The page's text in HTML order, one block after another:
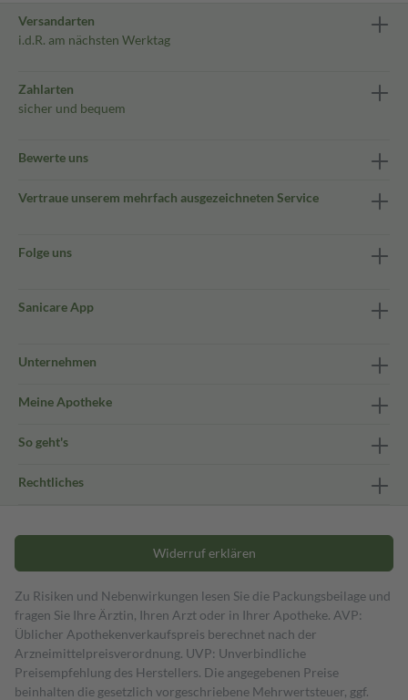
Versandarten
i.d.R. am nächsten Werktag
Zahlarten
sicher und bequem
Bewerte uns
Vertraue unserem mehrfach ausgezeichneten Service
Folge uns
Sanicare App
Unternehmen
Meine Apotheke
So geht's
Rechtliches
Widerruf erklären
Zu Risiken und Nebenwirkungen lesen Sie die Packungsbeilage und
fragen Sie Ihre Ärztin, Ihren Arzt oder in Ihrer Apotheke. AVP:
Üblicher Apothekenverkaufspreis berechnet nach der
Arzneimittelpreisverordnung. UVP: Unverbindliche
Preisempfehlung des Herstellers. Die angegebenen Preise
beinhalten die gesetzlich vorgeschriebene Mehrwertsteuer, ggf.